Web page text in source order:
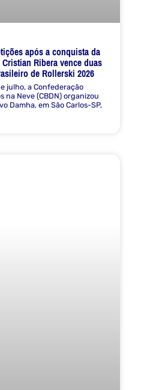
após a conquista da
Ribera vence duas
de Rollerski 2026
julho, a Confederação
na Neve (CBDN) organizou
Damha, em São Carlos-SP,